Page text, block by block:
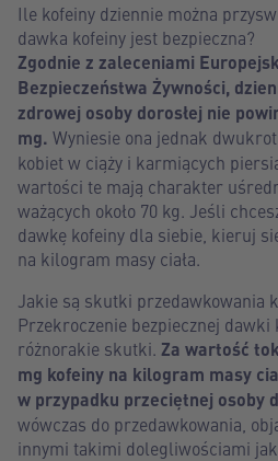
Ile kofeiny dziennie można
dawka kofeiny jest bezpieczna?
Zgodnie z zaleceniami
Bezpieczeństwa Żywności,
zdrowej osoby dorosłej nie
mg. Wyniesie ona jednak
kobiet w ciąży i karmiących
wartości te mają charakter
ważących około 70 kg. Jeśli
dawkę kofeiny dla siebie, kieruj
na kilogram masy ciała.
Jakie są skutki przedawkowania
Przekroczenie bezpiecznej dawki
różnorakie skutki. Za wartość
mg kofeiny na kilogram masy
w przypadku przeciętnej osoby
wówczas do przedawkowania,
innymi takimi dolegliwościami